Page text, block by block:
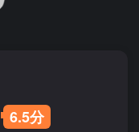
6.5分